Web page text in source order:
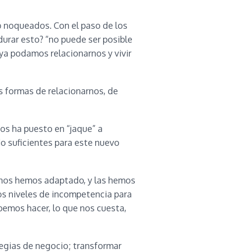
Con el paso de los
esto? “no puede ser posible
podamos relacionarnos y vivir
formas de relacionarnos, de
ha puesto en “jaque” a
suficientes para este nuevo
hemos adaptado, y las hemos
niveles de incompetencia para
hacer, lo que nos cuesta,
de negocio; transformar